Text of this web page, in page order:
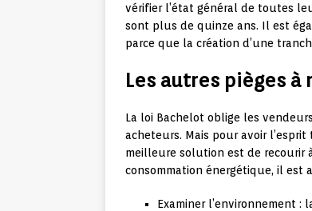
vérifier l’état général de toutes
sont plus de quinze ans. Il est
parce que la création d’une
Les autres pièges à
La loi Bachelot oblige les
acheteurs. Mais pour avoir
meilleure solution est de recourir
consommation énergétique, il est
Examiner l’environnement :